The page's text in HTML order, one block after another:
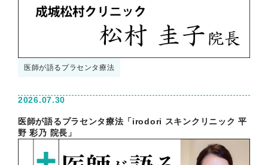
医師が語るプラセンタ療法
2026.07.30
医師が語るプラセンタ療法「irodori スキンクリニック 平
野 彩乃 院長」